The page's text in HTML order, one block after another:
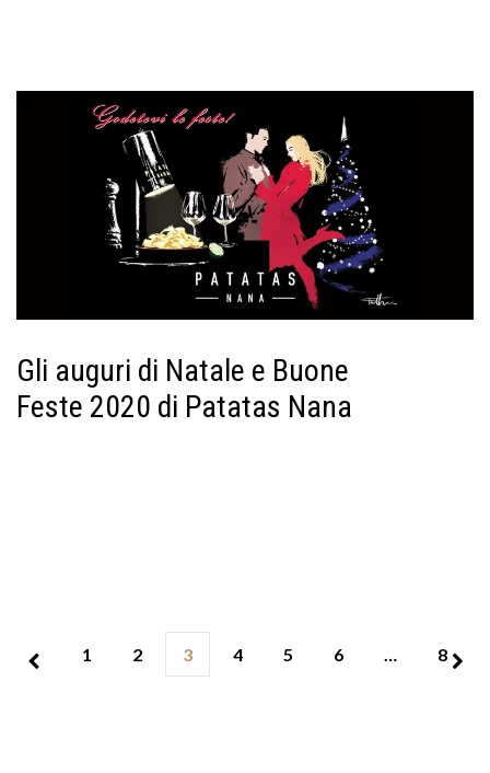
Gli auguri di Natale e Buone
Feste 2020 di Patatas Nana
1 2 3 4 5 6 … 8